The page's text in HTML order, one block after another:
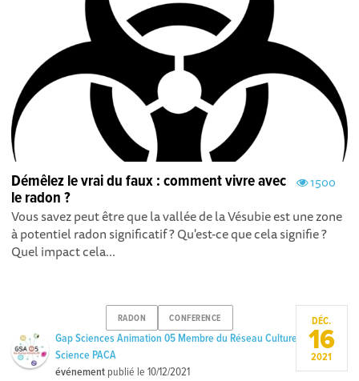
1500
Démêlez le vrai du faux : comment vivre avec
le radon ?
Vous savez peut être que la vallée de la Vésubie est une zone
à potentiel radon significatif ? Qu'est-ce que cela signifie ?
Quel impact cela...
RADON CONFERENCE
Gap Sciences Animation 05 Membre du Réseau Culture
Science PACA
événement publié le10/12/2021
DÉC.
16
2021